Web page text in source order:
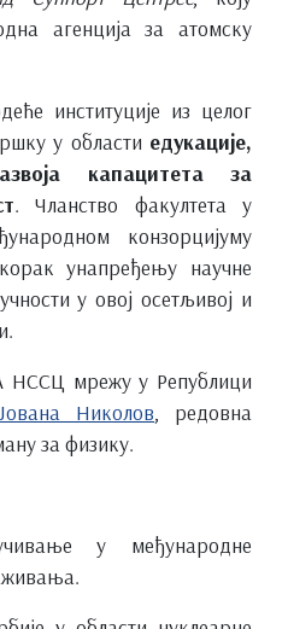
агенција за атомску
институције из целог
у области едукације,
капацитета за
. Чланство факултета у
конзорцијуму
унапређењу научне
у овој осетљивој и
НССЦ мрежу у Републици
Николов , редовна
за физику.
у међународне